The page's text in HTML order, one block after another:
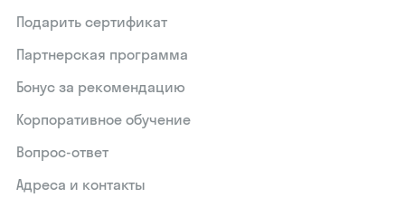
Подарить сертификат
Партнерская программа
Бонус за рекомендацию
Корпоративное обучение
Вопрос-ответ
Адреса и контакты